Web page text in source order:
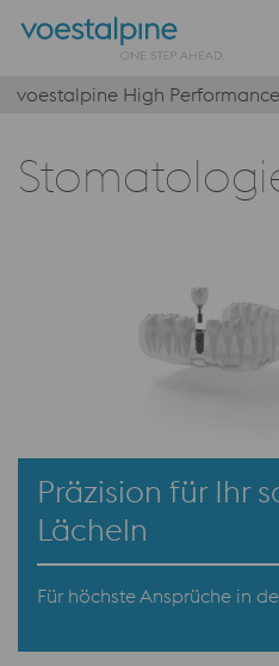
voestalpine High
Präzision für Ihr
Lächeln
Für höchste Ansprüche in